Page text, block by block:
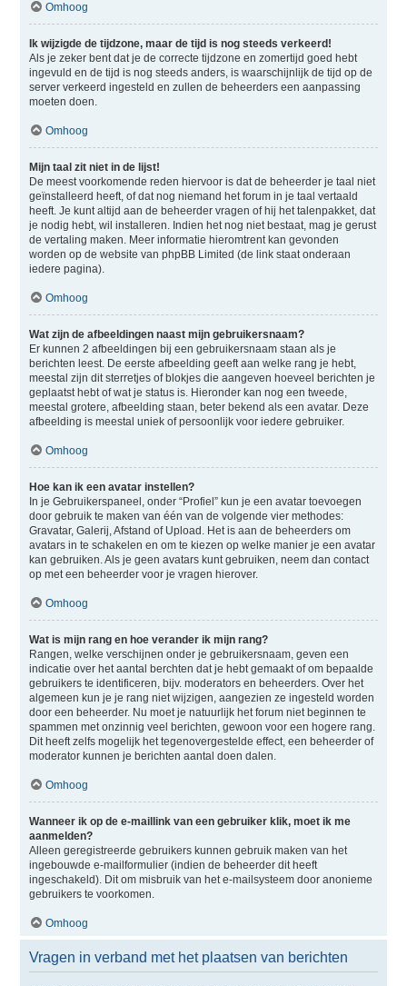
Omhoog
Ik wijzigde de tijdzone, maar de tijd is nog steeds verkeerd!
Als je zeker bent dat je de correcte tijdzone en zomertijd goed hebt
ingevuld en de tijd is nog steeds anders, is waarschijnlijk de tijd op de
server verkeerd ingesteld en zullen de beheerders een aanpassing
moeten doen.
Omhoog
Mijn taal zit niet in de lijst!
De meest voorkomende reden hiervoor is dat de beheerder je taal niet
geïnstalleerd heeft, of dat nog niemand het forum in je taal vertaald
heeft. Je kunt altijd aan de beheerder vragen of hij het talenpakket, dat
je nodig hebt, wil installeren. Indien het nog niet bestaat, mag je gerust
de vertaling maken. Meer informatie hieromtrent kan gevonden
worden op de website van phpBB Limited (de link staat onderaan
iedere pagina).
Omhoog
Wat zijn de afbeeldingen naast mijn gebruikersnaam?
Er kunnen 2 afbeeldingen bij een gebruikersnaam staan als je
berichten leest. De eerste afbeelding geeft aan welke rang je hebt,
meestal zijn dit sterretjes of blokjes die aangeven hoeveel berichten je
geplaatst hebt of wat je status is. Hieronder kan nog een tweede,
meestal grotere, afbeelding staan, beter bekend als een avatar. Deze
afbeelding is meestal uniek of persoonlijk voor iedere gebruiker.
Omhoog
Hoe kan ik een avatar instellen?
In je Gebruikerspaneel, onder “Profiel” kun je een avatar toevoegen
door gebruik te maken van één van de volgende vier methodes:
Gravatar, Galerij, Afstand of Upload. Het is aan de beheerders om
avatars in te schakelen en om te kiezen op welke manier je een avatar
kan gebruiken. Als je geen avatars kunt gebruiken, neem dan contact
op met een beheerder voor je vragen hierover.
Omhoog
Wat is mijn rang en hoe verander ik mijn rang?
Rangen, welke verschijnen onder je gebruikersnaam, geven een
indicatie over het aantal berchten dat je hebt gemaakt of om bepaalde
gebruikers te identificeren, bijv. moderators en beheerders. Over het
algemeen kun je je rang niet wijzigen, aangezien ze ingesteld worden
door een beheerder. Nu moet je natuurlijk het forum niet beginnen te
spammen met onzinnig veel berichten, gewoon voor een hogere rang.
Dit heeft zelfs mogelijk het tegenovergestelde effect, een beheerder of
moderator kunnen je berichten aantal doen dalen.
Omhoog
Wanneer ik op de e-maillink van een gebruiker klik, moet ik me
aanmelden?
Alleen geregistreerde gebruikers kunnen gebruik maken van het
ingebouwde e-mailformulier (indien de beheerder dit heeft
ingeschakeld). Dit om misbruik van het e-mailsysteem door anonieme
gebruikers te voorkomen.
Omhoog
Vragen in verband met het plaatsen van berichten